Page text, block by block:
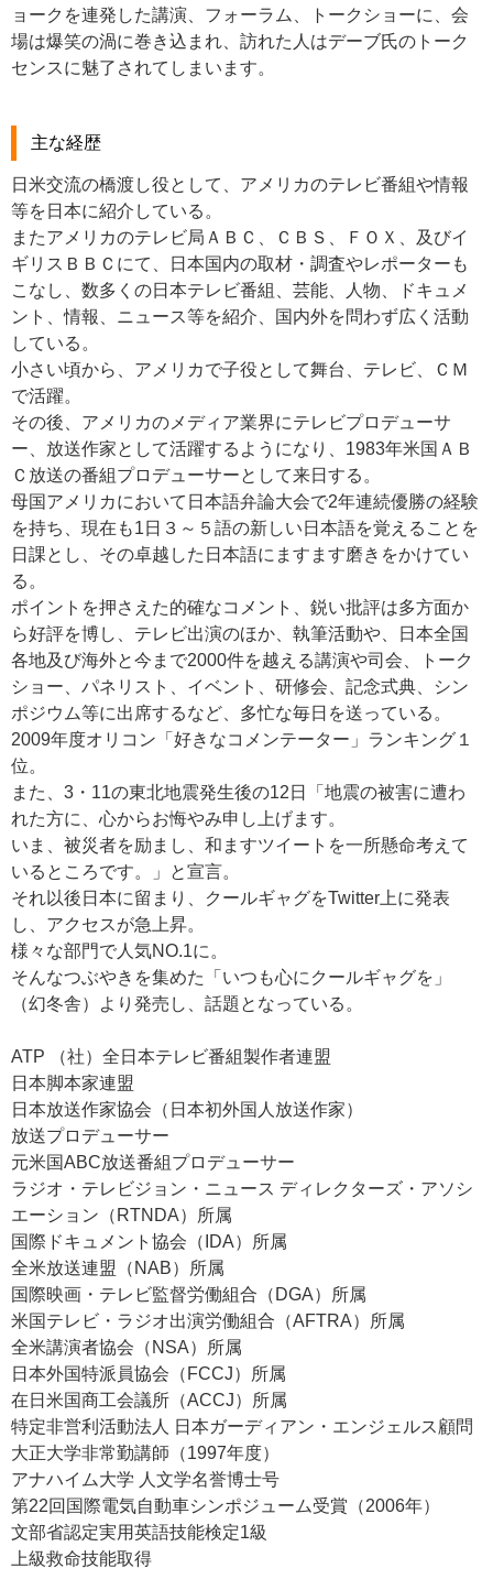
ョークを連発した講演、フォーラム、トークショーに、会
場は爆笑の渦に巻き込まれ、訪れた人はデーブ氏のトーク
センスに魅了されてしまいます。
主な経歴
日米交流の橋渡し役として、アメリカのテレビ番組や情報
等を日本に紹介している。
またアメリカのテレビ局ＡＢＣ、ＣＢＳ、ＦＯＸ、及びイ
ギリスＢＢＣにて、日本国内の取材・調査やレポーターも
こなし、数多くの日本テレビ番組、芸能、人物、ドキュメ
ント、情報、ニュース等を紹介、国内外を問わず広く活動
している。
小さい頃から、アメリカで子役として舞台、テレビ、ＣＭ
で活躍。
その後、アメリカのメディア業界にテレビプロデューサ
ー、放送作家として活躍するようになり、1983年米国ＡＢ
Ｃ放送の番組プロデューサーとして来日する。
母国アメリカにおいて日本語弁論大会で2年連続優勝の経験
を持ち、現在も1日３～５語の新しい日本語を覚えることを
日課とし、その卓越した日本語にますます磨きをかけてい
る。
ポイントを押さえた的確なコメント、鋭い批評は多方面か
ら好評を博し、テレビ出演のほか、執筆活動や、日本全国
各地及び海外と今まで2000件を越える講演や司会、トーク
ショー、パネリスト、イベント、研修会、記念式典、シン
ポジウム等に出席するなど、多忙な毎日を送っている。
2009年度オリコン「好きなコメンテーター」ランキング１
位。
また、3・11の東北地震発生後の12日「地震の被害に遭わ
れた方に、心からお悔やみ申し上げます。
いま、被災者を励まし、和ますツイートを一所懸命考えて
いるところです。」と宣言。
それ以後日本に留まり、クールギャグをTwitter上に発表
し、アクセスが急上昇。
様々な部門で人気NO.1に。
そんなつぶやきを集めた「いつも心にクールギャグを」
（幻冬舎）より発売し、話題となっている。
ATP （社）全日本テレビ番組製作者連盟
日本脚本家連盟
日本放送作家協会（日本初外国人放送作家）
放送プロデューサー
元米国ABC放送番組プロデューサー
ラジオ・テレビジョン・ニュース ディレクターズ・アソシ
エーション（RTNDA）所属
国際ドキュメント協会（IDA）所属
全米放送連盟（NAB）所属
国際映画・テレビ監督労働組合（DGA）所属
米国テレビ・ラジオ出演労働組合（AFTRA）所属
全米講演者協会（NSA）所属
日本外国特派員協会（FCCJ）所属
在日米国商工会議所（ACCJ）所属
特定非営利活動法人 日本ガーディアン・エンジェルス顧問
大正大学非常勤講師（1997年度）
アナハイム大学 人文学名誉博士号
第22回国際電気自動車シンポジューム受賞（2006年）
文部省認定実用英語技能検定1級
上級救命技能取得